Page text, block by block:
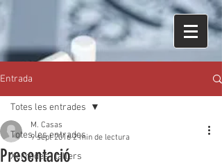
Entrada
Totes les entrades
Xerrades i tallers
Totes les entrades
Presentació
M. Casas
9 sept 2016 2 min de lectura